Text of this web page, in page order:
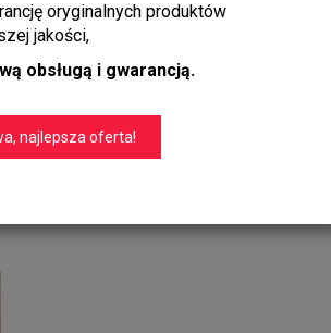
oryginalnych produktów
jakości,
obsługą i gwarancją.
najlepsza oferta!
+48 22 299 19 84